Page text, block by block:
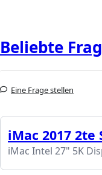
Beliebte
Eine Frage stellen
iMac 2017 2te
iMac Intel 27" 5K